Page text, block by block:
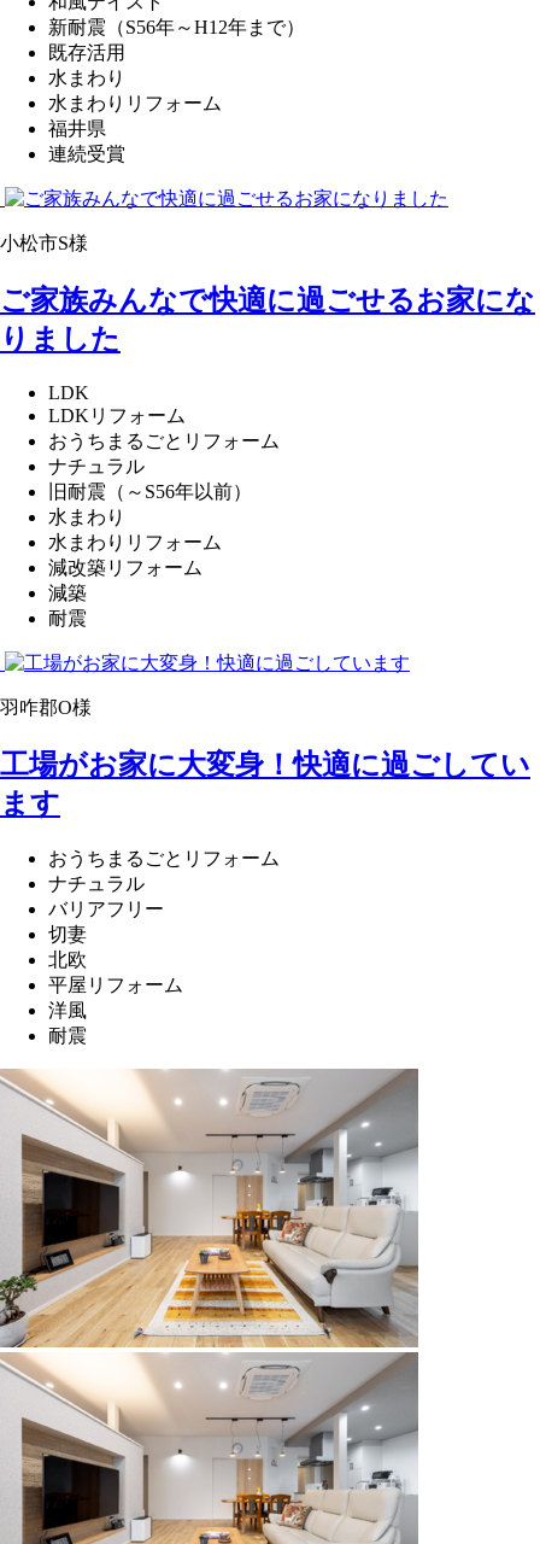
新耐震（S56年～H12年まで）
既存活用
水まわり
水まわりリフォーム
福井県
連続受賞
小松市S様
ご家族みんなで快適に過ごせるお家にな
りました
LDK
LDKリフォーム
おうちまるごとリフォーム
ナチュラル
旧耐震（～S56年以前）
水まわり
水まわりリフォーム
減改築リフォーム
減築
耐震
羽咋郡O様
工場がお家に大変身！快適に過ごしてい
ます
おうちまるごとリフォーム
ナチュラル
バリアフリー
切妻
北欧
平屋リフォーム
洋風
耐震